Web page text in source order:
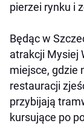
pierzei rynku i
Będąc w
atrakcji Mysiej
miejsce, gdzie
restauracji
przybijają
kursujące po